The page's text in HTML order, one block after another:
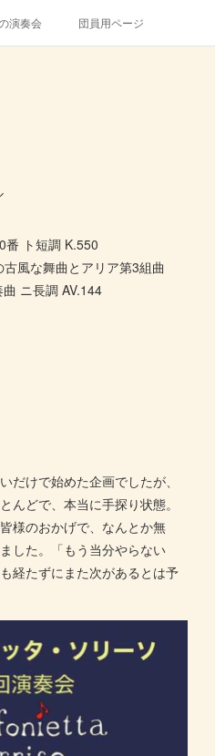
演奏会 団員用ページ
番 ト短調 K.550
風な舞曲とアリア第3組曲
ニ長調 AV.144
だけで始めた企画でしたが、
んどで、本当に手探り状態。
様のおかげで、なんとか無
した。「もう当分やらない
経たずにまた次があるとは予